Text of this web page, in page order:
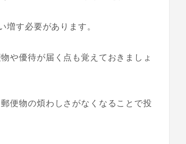
増す必要があります。
や優待が届く点も覚えておきましょ
便物の煩わしさがなくなることで投